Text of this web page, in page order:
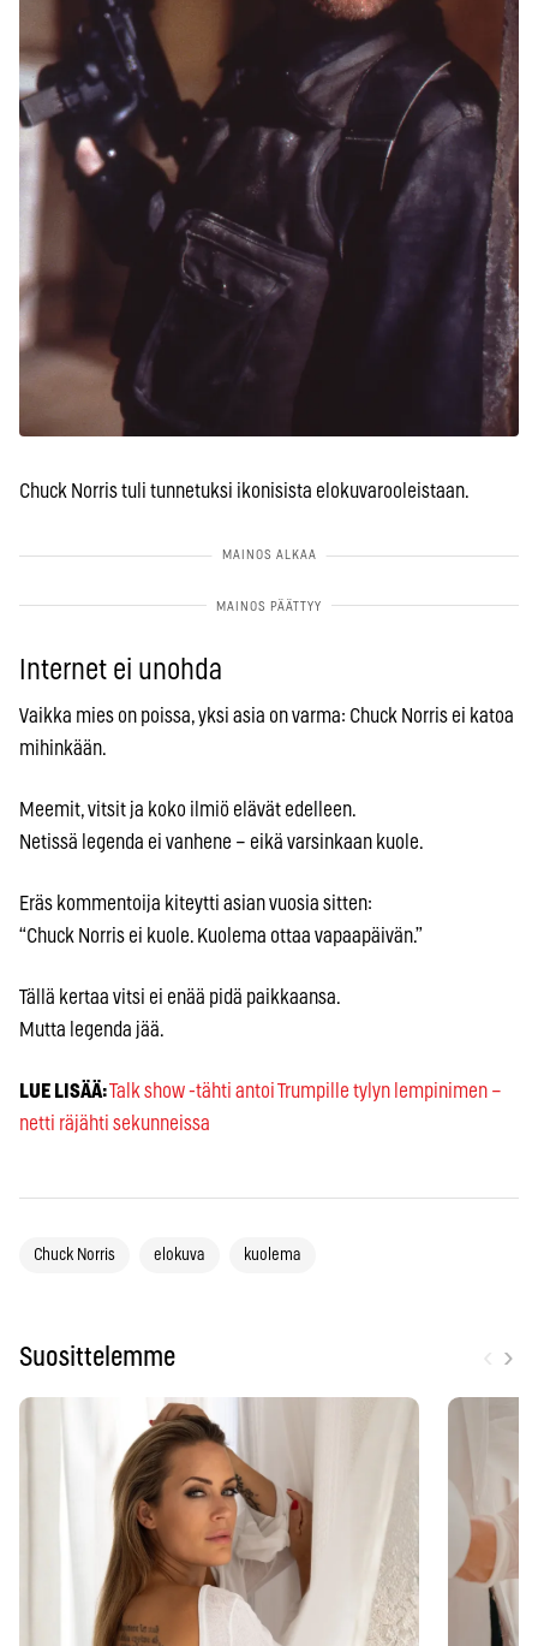
Chuck Norris tuli tunnetuksi ikonisista elokuvarooleistaan.
Internet ei unohda
Vaikka mies on poissa, yksi asia on varma: Chuck Norris ei katoa
mihinkään.
Meemit, vitsit ja koko ilmiö elävät edelleen.
Netissä legenda ei vanhene – eikä varsinkaan kuole.
Eräs kommentoija kiteytti asian vuosia sitten:
“Chuck Norris ei kuole. Kuolema ottaa vapaapäivän.”
Tällä kertaa vitsi ei enää pidä paikkaansa.
Mutta legenda jää.
LUE LISÄÄ:Talk show -tähti antoi Trumpille tylyn lempinimen –
netti räjähti sekunneissa
Chuck Norris elokuva kuolema
Suosittelemme ›